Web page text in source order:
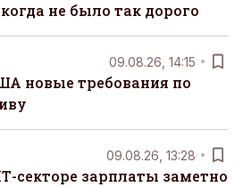
не было так дорого
09.08.26, 14:15
новые требования по
09.08.26, 13:28
секторе зарплаты заметно